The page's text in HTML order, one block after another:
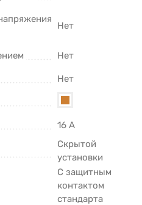
Нет
Нет
Нет
16 А
Скрытой
установки
С защитным
контактом
стандарта